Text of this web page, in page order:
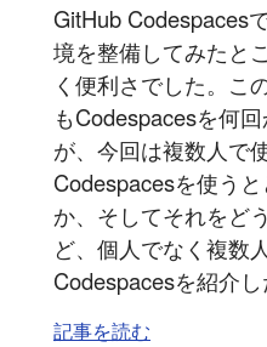
GitHub Codespaces
境を整備してみたと
く便利さでした。こ
もCodespacesを何
が、今回は複数人で
Codespacesを使う
か、そしてそれをど
ど、個人でなく複数
Codespacesを紹介
記事を読む